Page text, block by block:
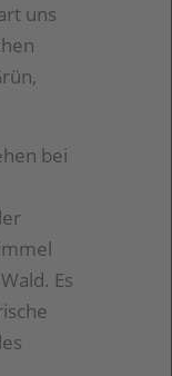
uns
bei
Es